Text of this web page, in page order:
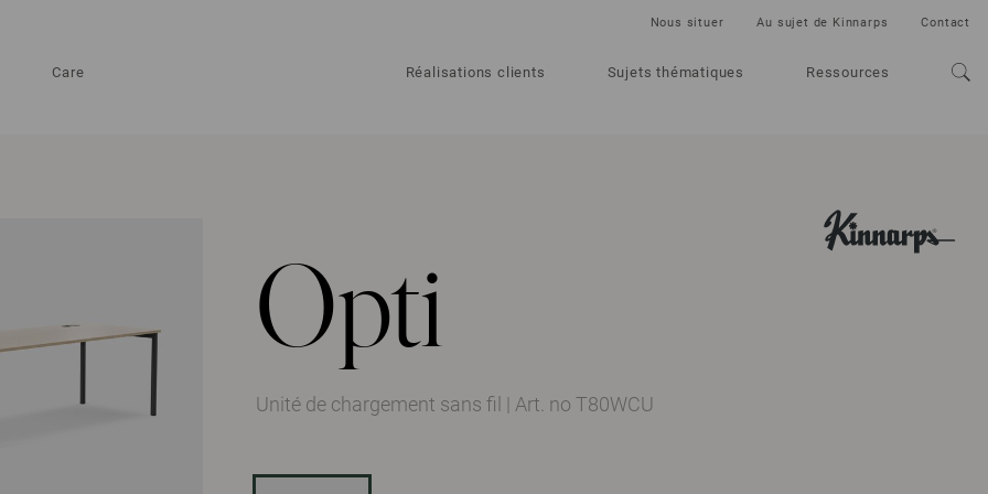
Care Réalisations clients Sujets thématiques Ressources
Nous situer Au sujet de Kinnarps Contact
Opti
Unité de chargement sans fil | Art. no T80WCU